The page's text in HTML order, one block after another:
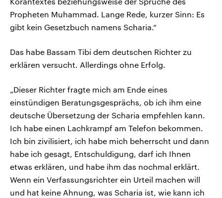
Propheten Muhammad. Lange Rede, kurzer Sinn: Es
gibt kein Gesetzbuch namens Scharia.“
Das habe Bassam Tibi dem deutschen Richter zu
erklären versucht. Allerdings ohne Erfolg.
„Dieser Richter fragte mich am Ende eines
einstündigen Beratungsgesprächs, ob ich ihm eine
deutsche Übersetzung der Scharia empfehlen kann.
Ich habe einen Lachkrampf am Telefon bekommen.
Ich bin zivilisiert, ich habe mich beherrscht und dann
habe ich gesagt, Entschuldigung, darf ich Ihnen
etwas erklären, und habe ihm das nochmal erklärt.
Wenn ein Verfassungsrichter ein Urteil machen will
und hat keine Ahnung, was Scharia ist, wie kann ich